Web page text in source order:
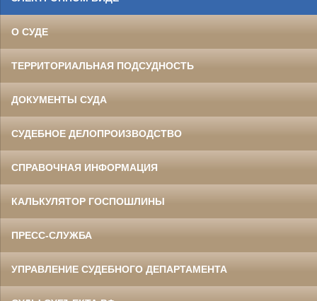
О СУДЕ
ТЕРРИТОРИАЛЬНАЯ ПОДСУДНОСТЬ
ДОКУМЕНТЫ СУДА
СУДЕБНОЕ ДЕЛОПРОИЗВОДСТВО
СПРАВОЧНАЯ ИНФОРМАЦИЯ
КАЛЬКУЛЯТОР ГОСПОШЛИНЫ
ПРЕСС-СЛУЖБА
УПРАВЛЕНИЕ СУДЕБНОГО ДЕПАРТАМЕНТА